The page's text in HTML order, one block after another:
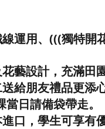
運用、(((獨特開
藝設計，充滿田
給朋友禮品更添
日請備袋帶走。
口，學生可享有